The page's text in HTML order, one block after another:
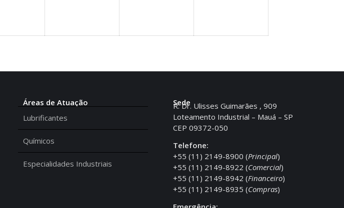
Áreas de Atuação
Lubrificantes
Químicos
Especialidades Industriais
Sede
R. Dr. Ulisses Guimarães , 909
Loteamento Industrial – Mauá – SP
CEP 09372-050
Telefone:
+55 (11) 2149-8900 (Principal)
+55 (11) 2149-8922 (Comercial)
+55 (11) 2149-8942 (Financeiro)
+55 (11) 2149-8935 (Compras)